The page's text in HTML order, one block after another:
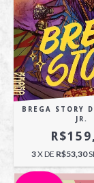
BREGA STORY
JR.
3X DE R$53,30